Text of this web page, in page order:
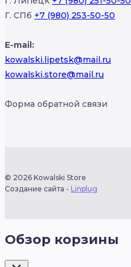
Г. СПб +7 (980) 253-50-50
E-mail:
kowalski.lipetsk@mail.ru
kowalski.store@mail.ru
Форма обратной связи
© 2026 Kowalski Store
Создание сайта - Linplug
Обзор корзины